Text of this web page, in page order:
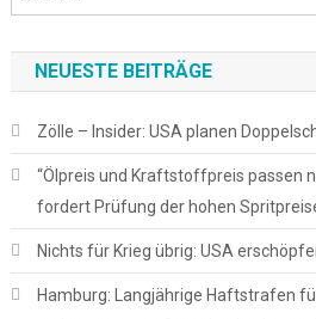
NEUESTE BEITRÄGE
Zölle – Insider: USA planen
“Ölpreis und Kraftstoffpreis passen
fordert Prüfung der hohen
Nichts für Krieg übrig: USA
Hamburg: Langjährige Haftstrafen